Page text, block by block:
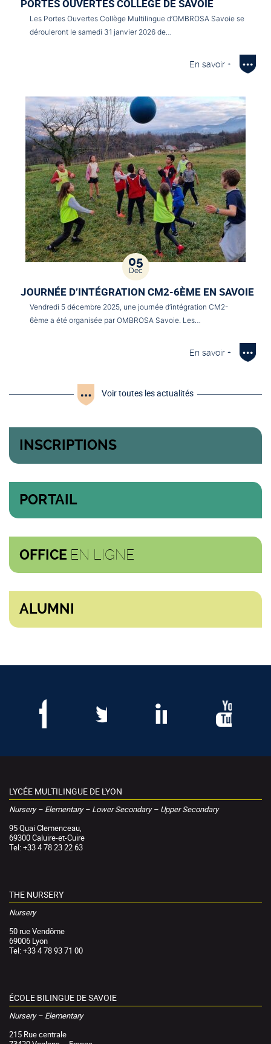
PORTES OUVERTES COLLÈGE DE SAVOIE
Les Portes Ouvertes Collège Multilingue d’OMBROSA Savoie se
dérouleront le samedi 31 janvier 2026 de…
En savoir +
05
Dec
JOURNÉE D’INTÉGRATION CM2-6ÈME EN SAVOIE
Vendredi 5 décembre 2025, une journée d’intégration CM2-
6ème a été organisée par OMBROSA Savoie. Les…
En savoir +
Voir toutes les actualités
INSCRIPTIONS
PORTAIL
OFFICE EN LIGNE
ALUMNI
LYCÉE MULTILINGUE DE LYON
Nursery – Elementary – Lower Secondary – Upper Secondary
95 Quai Clemenceau,
69300 Caluire-et-Cuire
Tel: +33 4 78 23 22 63
THE NURSERY
Nursery
50 rue Vendôme
69006 Lyon
Tel: +33 4 78 93 71 00
ÉCOLE BILINGUE DE SAVOIE
Nursery – Elementary
215 Rue centrale